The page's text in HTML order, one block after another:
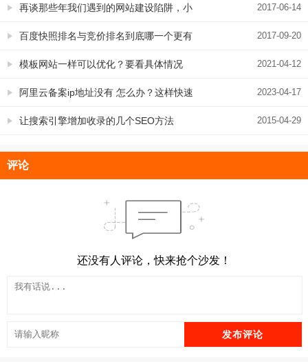
影响备案稳定吗？ 2017-06-14
再谈那些年我们遇到的网站建设陷阱，小
心提防，现在你还会遇到！ 2017-09-20
百度快照排名与竞价排名到底哪一个更有
优势? 2021-04-12
模板网站一样可以优化？要看具体情况
2023-04-17
阿里云备案ip地址没有 怎么办？这样快速
解决 2015-04-29
让搜索引擎增加收录的几个SEO方法
评论
还没有人评论，快来抢个沙发！
发布评论